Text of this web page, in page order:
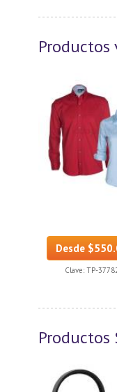
Desde
Clave: TP-
Productos